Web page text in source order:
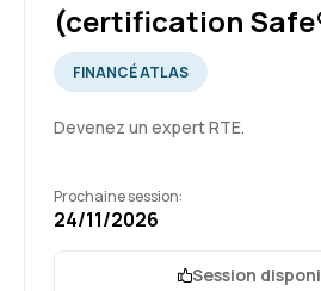
FREDERIC L.
La formation, et les
supplémentaires du
clarifier une mauvaise
Formation : SAFe® Product
(certification
FINANCÉ ATLAS
Devenez un expert RTE.
Prochaine session:
24/11/2026
Session